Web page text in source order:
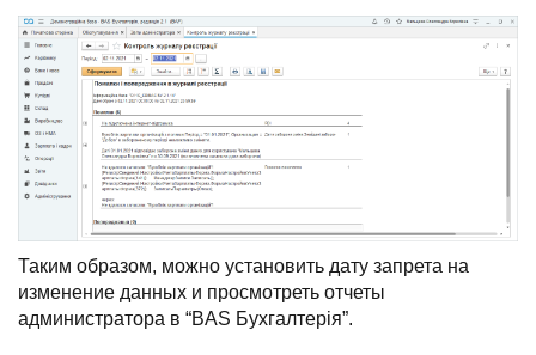
Таким образом, можно установить дату запрета на
изменение данных и просмотреть отчеты
администратора в “BAS Бухгалтерія”.